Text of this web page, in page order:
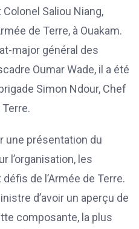
Saliou Niang,
de Terre, à Ouakam.
major général des
Oumar Wade, il a été
Simon Ndour, Chef
Terre.
une présentation du
l’organisation, les
de l’Armée de Terre.
d’avoir un aperçu de
composante, la plus